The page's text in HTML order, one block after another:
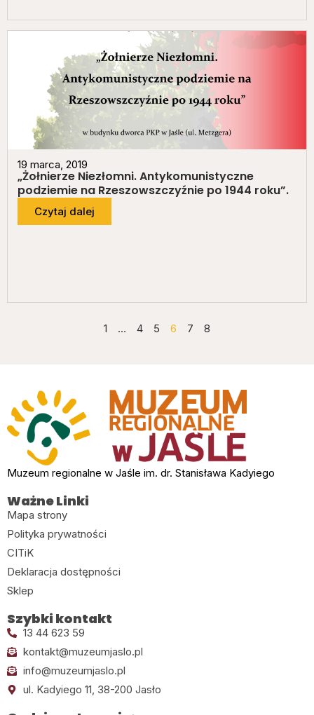
19 marca, 2019
„Żołnierze Niezłomni. Antykomunistyczne
podziemie na Rzeszowszczyźnie po 1944 roku”.
Czytaj dalej
1 … 4 5 6 7 8
Muzeum regionalne w Jaśle im. dr. Stanisława Kadyiego
Ważne Linki
Mapa strony
Polityka prywatności
CITiK
Deklaracja dostępności
Sklep
Szybki kontakt
13 44 623 59
kontakt@muzeumjaslo.pl
info@muzeumjaslo.pl
ul. Kadyiego 11, 38-200 Jasło